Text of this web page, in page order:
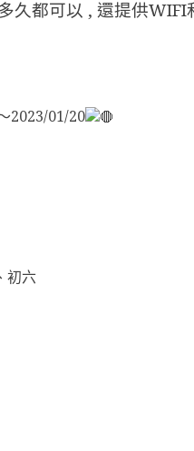
久都可以 , 還提供WIFI
2023/01/20
初六